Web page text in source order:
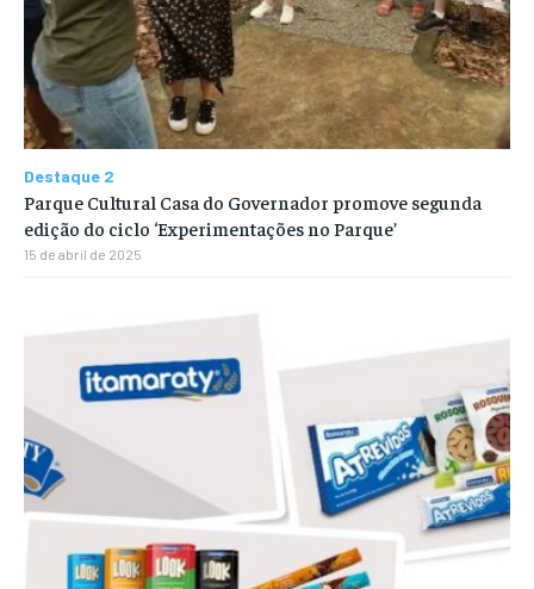
Destaque 2
Parque Cultural Casa do Governador promove segunda
edição do ciclo ‘Experimentações no Parque’
15 de abril de 2025